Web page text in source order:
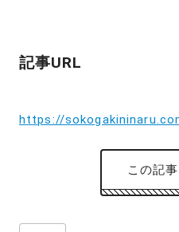
記事URL
https://
この記